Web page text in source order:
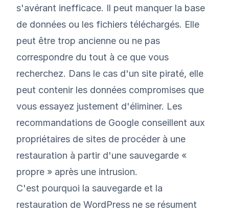
s'avérant inefficace. Il peut manquer la base
de données ou les fichiers téléchargés. Elle
peut être trop ancienne ou ne pas
correspondre du tout à ce que vous
recherchez. Dans le cas d'un site piraté, elle
peut contenir les données compromises que
vous essayez justement d'éliminer. Les
recommandations de Google conseillent aux
propriétaires de sites de procéder à une
restauration à partir d'une sauvegarde «
propre » après une intrusion.
C'est pourquoi la sauvegarde et la
restauration de WordPress ne se résument